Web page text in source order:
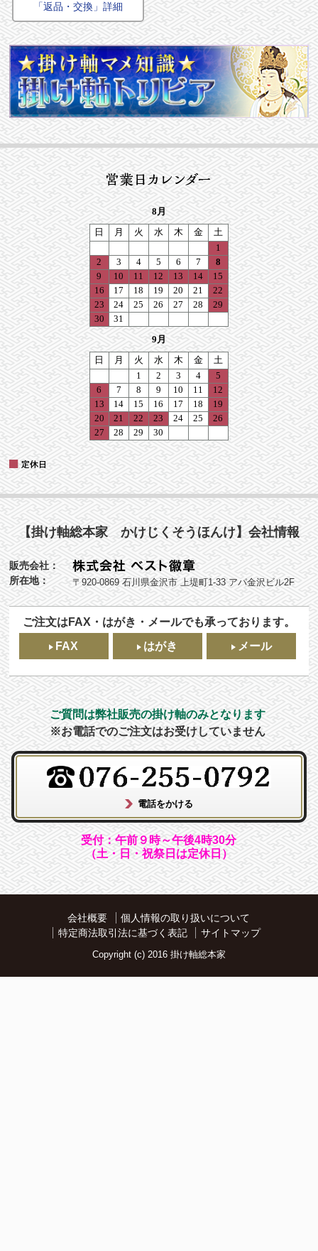
「返品・交換」詳細
【掛け軸総本家 かけじくそうほんけ】会社情報
販売会社：
所在地：
〒920-0869 石川県金沢市 上堤町1-33 アパ金沢ビル2F
ご注文はFAX・はがき・メールでも承っております。
FAX
はがき メール
ご質問は弊社販売の掛け軸のみとなります
※お電話でのご注文はお受けしていません
受付：午前９時～午後4時30分
（土・日・祝祭日は定休日）
会社概要
個人情報の取り扱いについて
特定商法取引法に基づく表記
サイトマップ
Copyright (c) 2016 掛け軸総本家